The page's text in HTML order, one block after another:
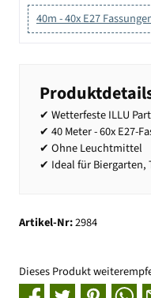
40m - 40x E27
✔ Wetterfeste ILLU
✔ 40 Meter - 60x E27-
✔ Ohne Leuchtmittel
✔ Ideal für Biergarten,
Artikel-Nr:2984
Dieses Produkt